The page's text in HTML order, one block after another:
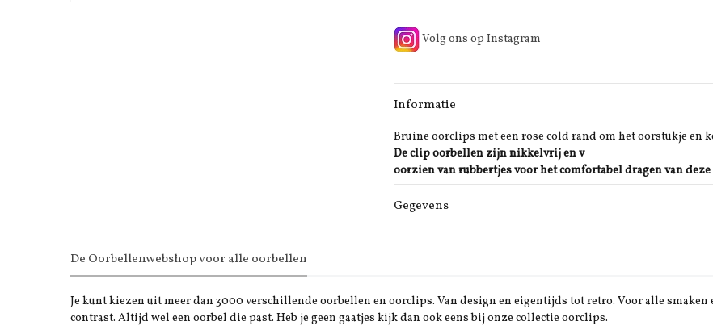
Volg ons op Instagram
Informatie
Bruine oorclips met een rose cold rand om het oorstukje en
De clip oorbellen zijn nikkelvrij en v
oorzien van rubbertjes voor het comfortabel dragen van
Gegevens
De Oorbellenwebshop voor alle oorbellen
Je kunt kiezen uit meer dan 3000 verschillende oorbellen en oorclips. Van design en eigentijds tot retro. Voor alle
contrast. Altijd wel een oorbel die past. Heb je geen gaatjes kijk dan ook eens bij onze collectie oorclips.